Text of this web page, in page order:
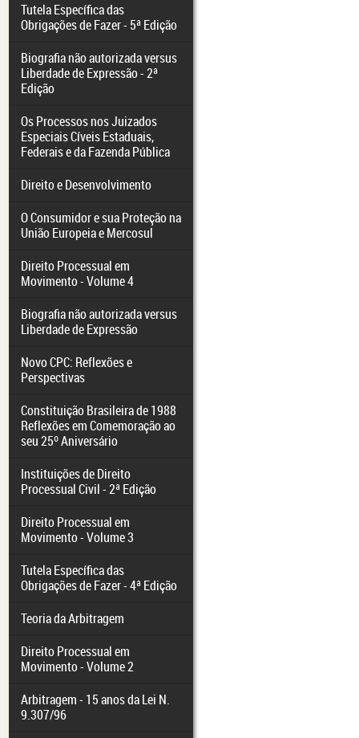
Tutela Específica das
Obrigações de Fazer - 5ª Edição
Biografia não autorizada versus
Liberdade de Expressão - 2ª
Edição
Os Processos nos Juizados
Especiais Cíveis Estaduais,
Federais e da Fazenda Pública
Direito e Desenvolvimento
O Consumidor e sua Proteção na
União Europeia e Mercosul
Direito Processual em
Movimento - Volume 4
Biografia não autorizada versus
Liberdade de Expressão
Novo CPC: Reflexões e
Perspectivas
Constituição Brasileira de 1988
Reflexões em Comemoração ao
seu 25º Aniversário
Instituições de Direito
Processual Civil - 2ª Edição
Direito Processual em
Movimento - Volume 3
Tutela Específica das
Obrigações de Fazer - 4ª Edição
Teoria da Arbitragem
Direito Processual em
Movimento - Volume 2
Arbitragem - 15 anos da Lei N.
9.307/96